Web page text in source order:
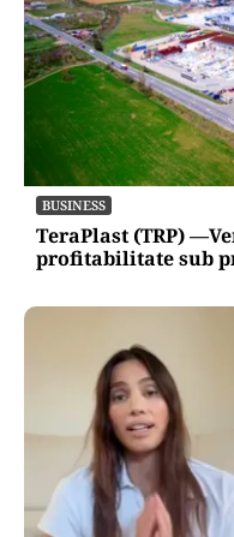
BUSINESS
TeraPlast (TRP)
profitabilitate sub